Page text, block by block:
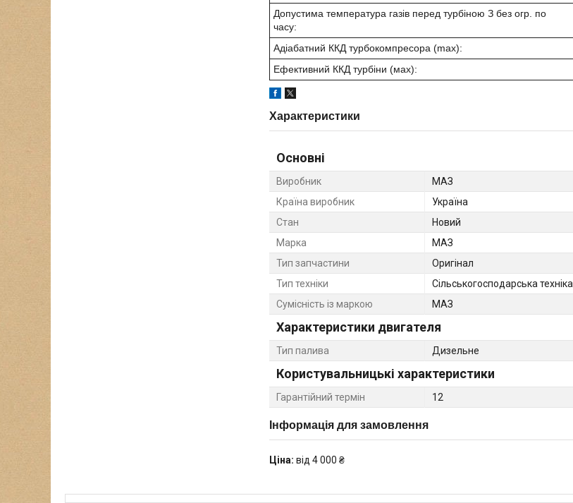
Допустима температура газів перед турбіною З без огр. по
часу:
Адіабатний ККД турбокомпресора (max):
Ефективний ККД турбіни (мах):
Характеристики
Основні
Виробник
МАЗ
Країна виробник
Україна
Стан
Новий
Марка
МАЗ
Тип запчастини
Оригінал
Тип техніки
Сільськогосподарська техніка
Сумісність із маркою
МАЗ
Характеристики двигателя
Тип палива Дизельне
Користувальницькі характеристики
Гарантійний термін 12
Інформація для замовлення
Ціна: від 4 000 ₴